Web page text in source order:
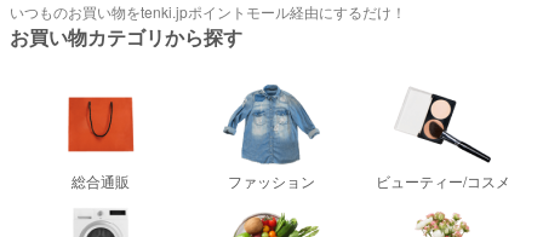
いつものお買い物をtenki.jpポイントモール経由にするだけ！
お買い物カテゴリから探す
総合通販 ファッション ビューティー/コスメ